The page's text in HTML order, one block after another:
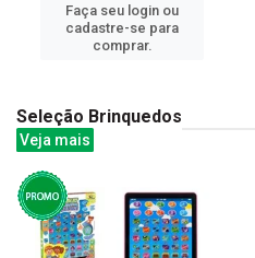
Faça seu login ou
cadastre-se para
comprar.
Seleção Brinquedos
Veja mais